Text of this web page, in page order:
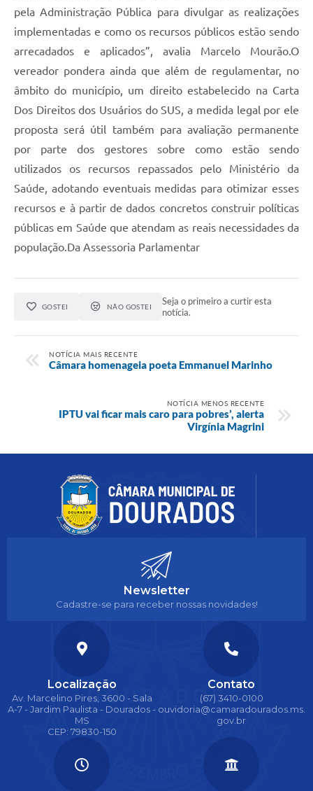
pela Administração Pública para divulgar as realizações
implementadas e como os recursos públicos estão sendo
arrecadados e aplicados”, avalia Marcelo Mourão.O
vereador pondera ainda que além de regulamentar, no
âmbito do município, um direito estabelecido na Carta
Dos Direitos dos Usuários do SUS, a medida legal por ele
proposta será útil também para avaliação permanente
por parte dos gestores sobre como estão sendo
utilizados os recursos repassados pelo Ministério da
Saúde, adotando eventuais medidas para otimizar esses
recursos e à partir de dados concretos construir políticas
públicas em Saúde que atendam as reais necessidades da
população.Da Assessoria Parlamentar
GOSTEI NÃO GOSTEI
Seja o primeiro a curtir esta
notícia.
NOTÍCIA MAIS RECENTE
Câmara homenageia poeta Emmanuel Marinho
NOTÍCIA MENOS RECENTE
IPTU vai ficar mais caro para pobres’, alerta
Virgínia Magrini
Newsletter
Cadastre-se para receber nossas novidades!
Localização
Av. Marcelino Pires, 3600 - Sala
A-7 - Jardim Paulista - Dourados -
MS
CEP: 79830-150
Contato
(67) 3410-0100
ouvidoria@camaradourados.ms.
gov.br